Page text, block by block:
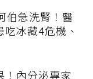
伯急洗腎！醫
冰藏4危機、
！內分泌專家